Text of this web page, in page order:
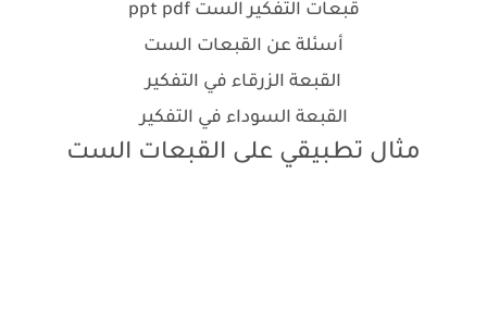
قبعات التفكير الست ppt pdf
أسئلة عن القبعات الست
القبعة الزرقاء في التفكير
القبعة السوداء في التفكير
مثال تطبيقي على القبعات الست